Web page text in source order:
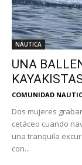
NÁUTICA
UNA
COMUNIDAD
Dos mujeres
cetáceo cuando
una tranquila
con...